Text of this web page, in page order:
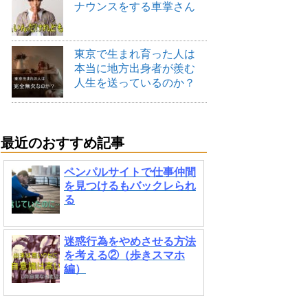
ナウンスをする車掌さん
東京で生まれ育った人は
本当に地方出身者が羨む
人生を送っているのか？
最近のおすすめ記事
ペンパルサイトで仕事仲間
を見つけるもバックレられ
る
迷惑行為をやめさせる方法
を考える②（歩きスマホ
編）